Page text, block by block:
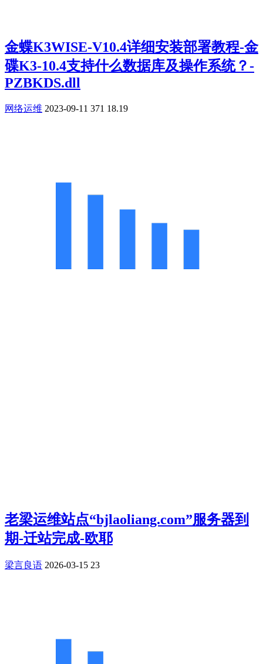
金蝶K3WISE-V10.4详细安装部署教程-金
碟K3-10.4支持什么数据库及操作系统？-
PZBKDS.dll
网络运维 2023-09-11 371 18.19
老梁运维站点“bjlaoliang.com”服务器到
期-迁站完成-欧耶
梁言良语 2026-03-15 23